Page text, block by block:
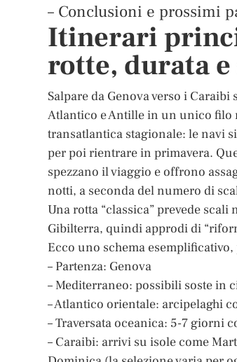
– Conclusioni e prossimi
Itinerari
rotte, durata
Salpare da Genova verso i
Atlantico e Antille in un unico filo
transatlantica stagionale: le navi
per poi rientrare in primavera.
spezzano il viaggio e offrono
notti, a seconda del numero di
Una rotta “classica” prevede
Gibilterra, quindi approdi di
Ecco uno schema
– Partenza: Genova
– Mediterraneo: possibili soste in
– Atlantico orientale: arcipelaghi
– Traversata oceanica: 5-7 giorni
– Caraibi: arrivi su isole come